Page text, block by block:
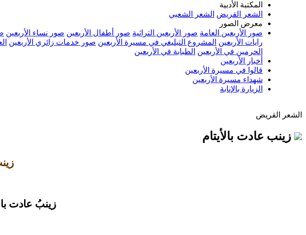
المكتبة الأدبية
الشعر القريض الشعر الشعبي
معرض الصور
صور الأربعين العامة صور الأربعين التراثية صور أطفال الأربعين صور نساء الأربعين
رايات الأربعين المشروع التبليغي في مسيرة الأربعين صور خدمات زائري الأربعين
الحرمين في الأربعين الطبابة في الأربعين
أخبار الأربعين
قالوا في مسيرة الأربعين
شهداء مسيرة الأربعين
الزيارة بالإنابة
الشعر القريض
زينب عادت بالأيتام
زينبُ عادت